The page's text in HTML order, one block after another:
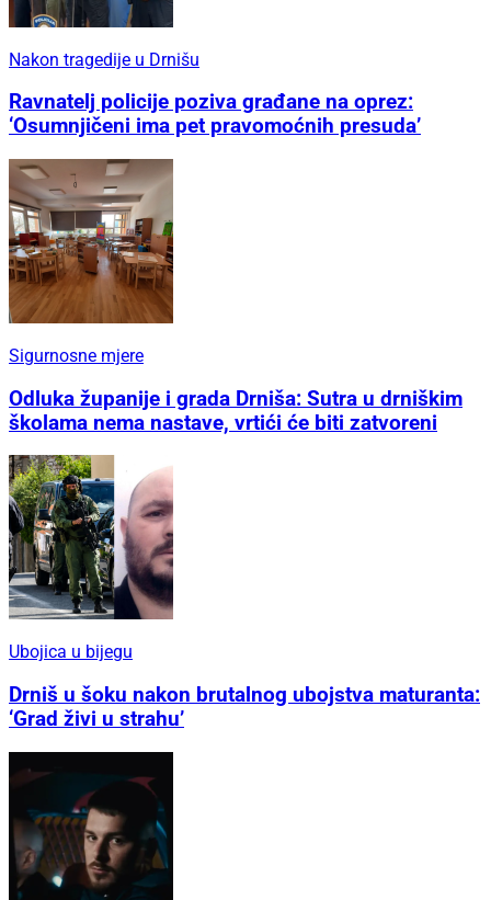
Nakon tragedije u Drnišu
Ravnatelj policije poziva građane na oprez:
‘Osumnjičeni ima pet pravomoćnih presuda’
Sigurnosne mjere
Odluka županije i grada Drniša: Sutra u drniškim
školama nema nastave, vrtići će biti zatvoreni
Ubojica u bijegu
Drniš u šoku nakon brutalnog ubojstva maturanta:
‘Grad živi u strahu’